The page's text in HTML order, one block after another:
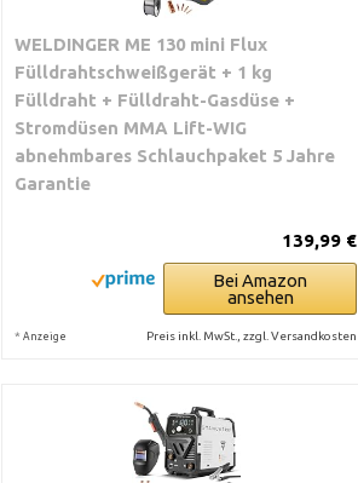
WELDINGER ME 130 mini Flux
Fülldrahtschweißgerät + 1 kg
Fülldraht + Fülldraht-Gasdüse +
Stromdüsen MMA Lift-WIG
abnehmbares Schlauchpaket 5 Jahre
Garantie
139,99 €
Bei Amazon
ansehen
* Anzeige Preis inkl. MwSt., zzgl. Versandkosten